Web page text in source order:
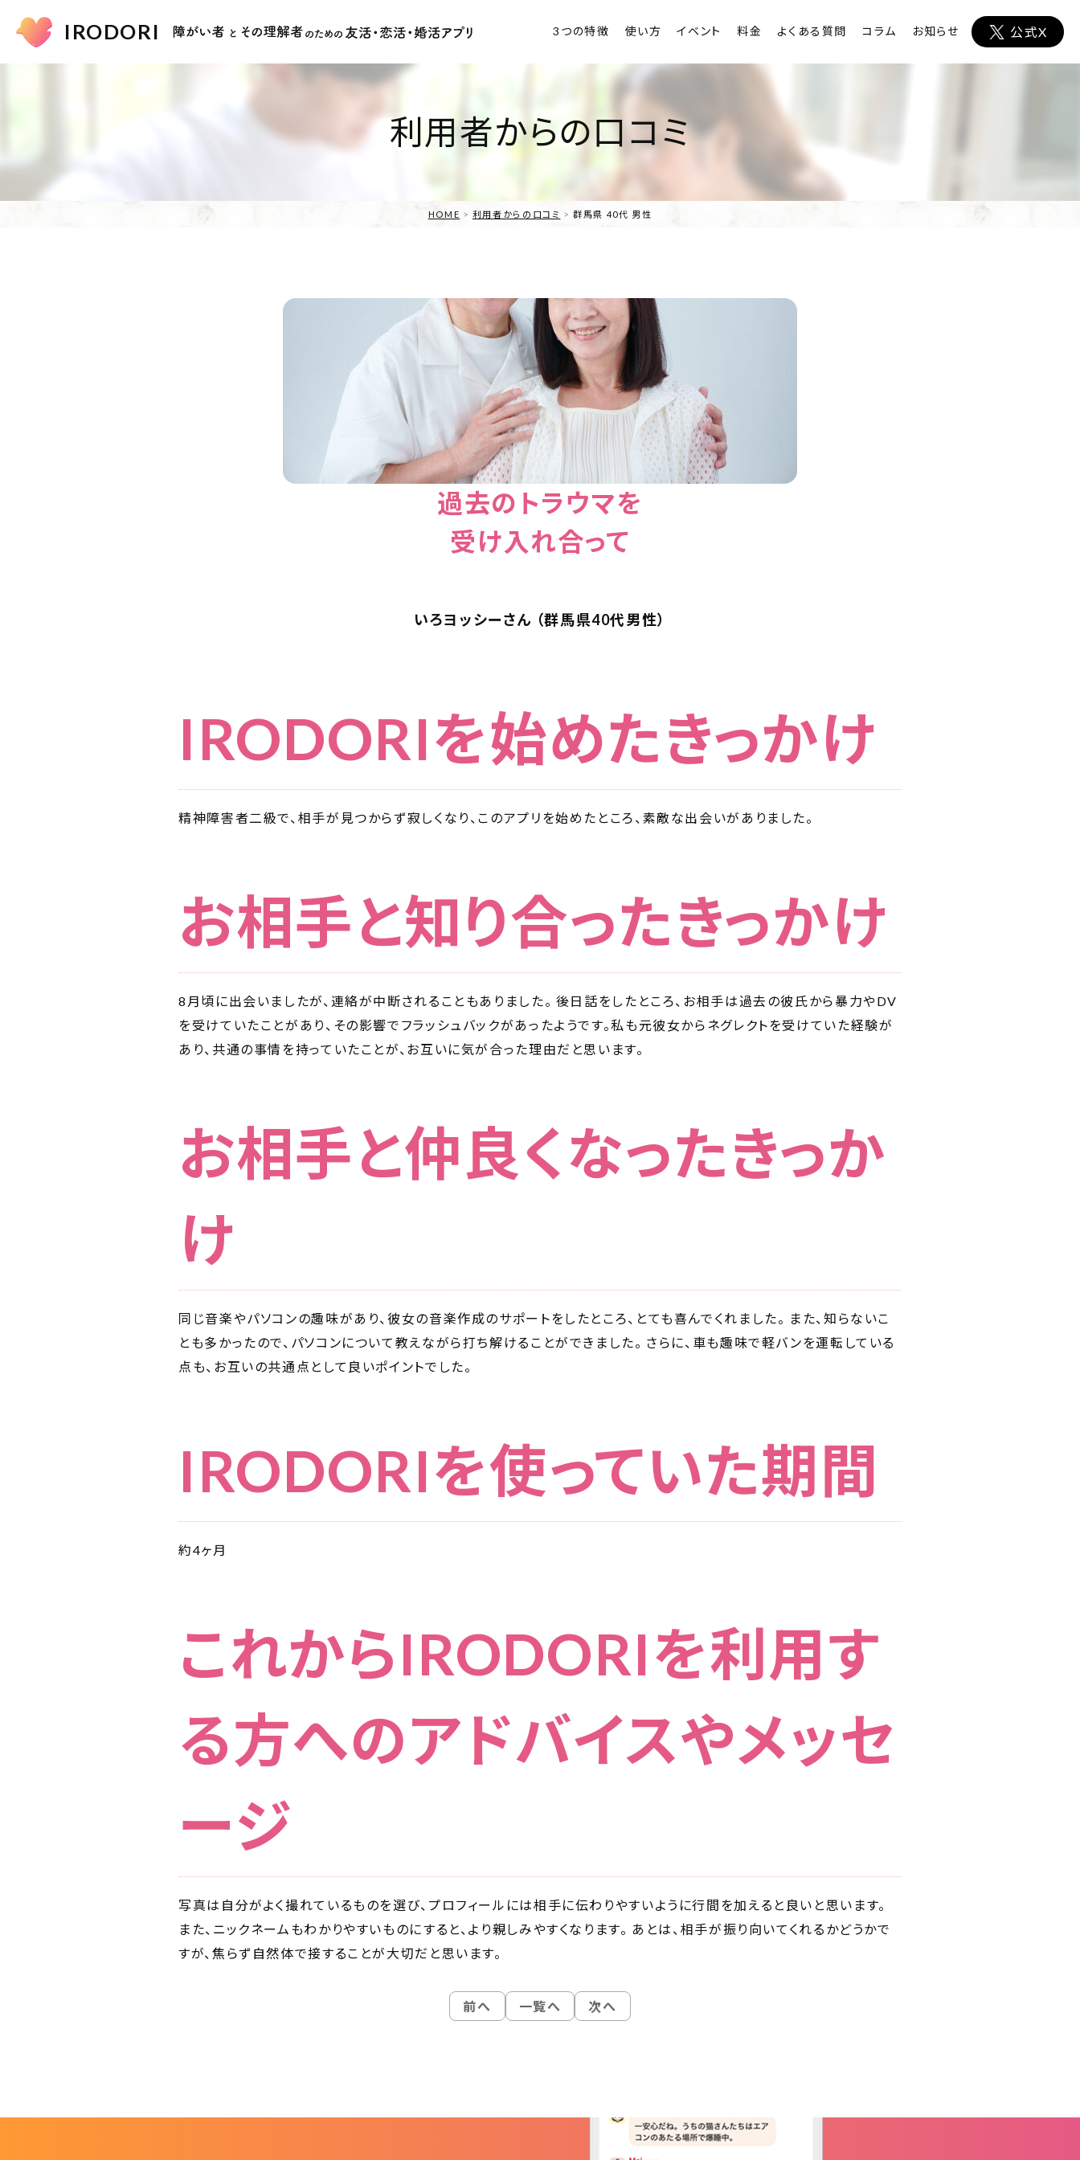
IRODORI 3つの特徴 使い方 イベント 料金 よくある質問 コラム お知らせ 公式X
利用者からの口コミ
HOME 利用者からの口コミ 群馬県 40代 男性
過去のトラウマを
受け入れ合って
いろヨッシーさん （群馬県40代男性）
IRODORIを始めたきっかけ
精神障害者二級で、相手が見つからず寂しくなり、このアプリを始めたところ、素敵な出会いがありました。
お相手と知り合ったきっかけ
8月頃に出会いましたが、連絡が中断されることもありました。 後日話をしたところ、お相手は過去の彼氏から暴力やDV
を受けていたことがあり、その影響でフラッシュバックがあったようです。私も元彼女からネグレクトを受けていた経験が
あり、共通の事情を持っていたことが、お互いに気が合った理由だと思います。
お相手と仲良くなったきっか
け
同じ音楽やパソコンの趣味があり、彼女の音楽作成のサポートをしたところ、とても喜んでくれました。 また、知らないこ
とも多かったので、パソコンについて教えながら打ち解けることができました。 さらに、車も趣味で軽バンを運転している
点も、お互いの共通点として良いポイントでした。
IRODORIを使っていた期間
約4ヶ月
これからIRODORIを利用す
る方へのアドバイスやメッセ
ージ
写真は自分がよく撮れているものを選び、プロフィールには相手に伝わりやすいように行間を加えると良いと思います。
また、ニックネームもわかりやすいものにすると、より親しみやすくなります。 あとは、相手が振り向いてくれるかどうかで
すが、焦らず自然体で接することが大切だと思います。
前へ 一覧へ 次へ